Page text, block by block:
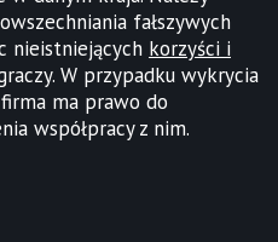
fałszywych
nieistniejących korzyści i
W przypadku wykrycia
ma prawo do
współpracy z nim.